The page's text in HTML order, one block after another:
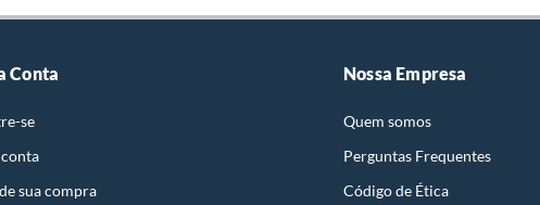
ou no Centro de Distribuição, o atendente
esteja disponível em sua loja em até 30 (trinta) dias,
Conta
se
sua compra
Nossa Empresa
Quem somos
Perguntas Frequentes
Código de Ética